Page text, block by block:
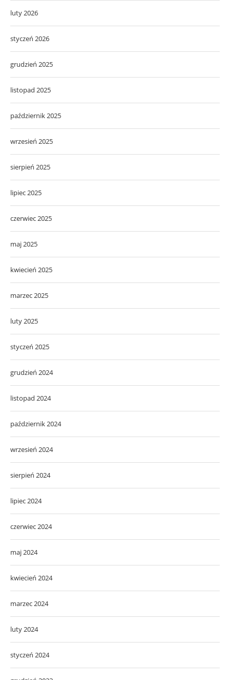
luty 2026
styczeń 2026
grudzień 2025
listopad 2025
październik 2025
wrzesień 2025
sierpień 2025
lipiec 2025
czerwiec 2025
maj 2025
kwiecień 2025
marzec 2025
luty 2025
styczeń 2025
grudzień 2024
listopad 2024
październik 2024
wrzesień 2024
sierpień 2024
lipiec 2024
czerwiec 2024
maj 2024
kwiecień 2024
marzec 2024
luty 2024
styczeń 2024